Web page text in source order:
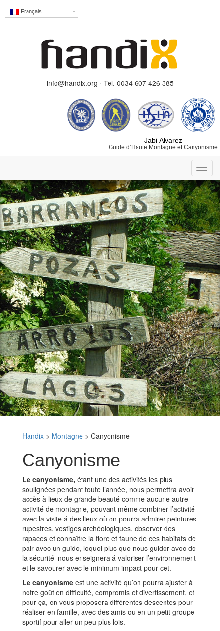
Français
info@handix.org · Tel. 0034 607 426 385
Jabi Álvarez
Guide d’Haute Montagne et Canyonisme
Handix > Montagne > Canyonisme
Canyonisme
Le canyonisme, étant une des activités les plus
soulignées pendant toute l’année, nous permettra avoir
accès à lieux de grande beauté comme aucune autre
activité de montagne, pouvant même combiner l’activité
avec la visite á des lieux où on pourra admirer peintures
rupestres, vestiges archéologiques, observer des
rapaces et connaître la flore et faune de ces habitats de
pair avec un guide, lequel plus que nous guider avec de
la sécurité, nous enseignera á valoriser l’environnement
et le savourer avec le minimum impact pour cet.
Le canyonisme est une activité qu’on pourra ajuster à
notre goût en difficulté, compromis et divertissement, et
pour ça, on vous proposera différentes descentes pour
réaliser en famille, avec des amis ou en un petit groupe
sportif pour aller un peu plus lois.